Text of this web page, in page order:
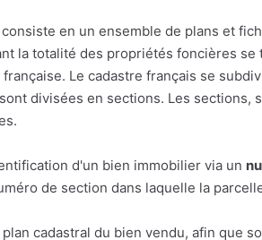
consiste en un ensemble de plans et
la totalité des propriétés foncières se
Le cadastre français se
divisées en sections. Les sections,
d'un bien immobilier via un
de section dans laquelle la
cadastral du bien vendu, afin que